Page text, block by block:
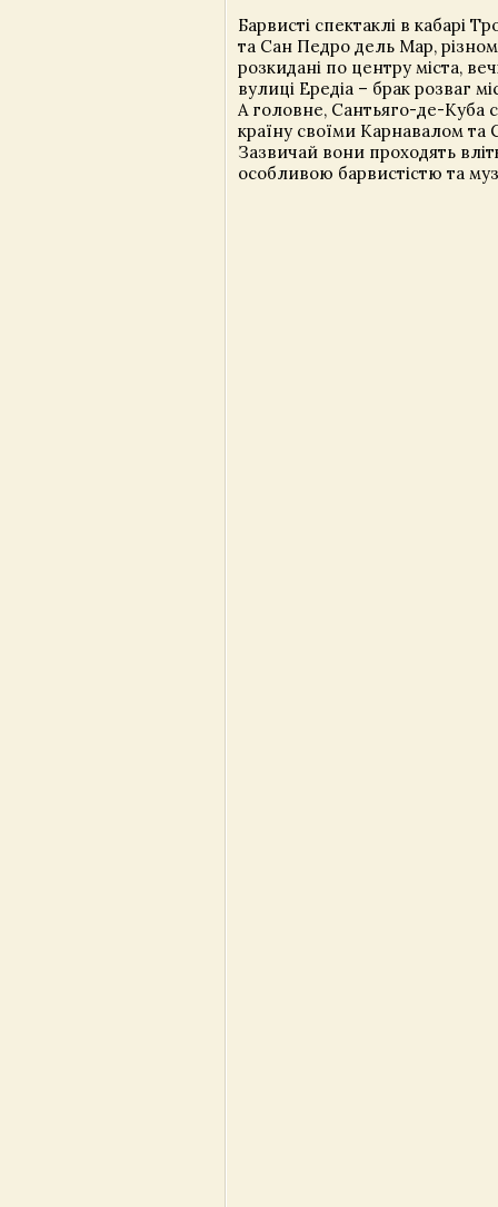
Барвисті спектаклі в кабарі
та Сан Педро дель Мар,
розкидані по центру міста,
вулиці Ередіа – брак розваг
А головне, Сантьяго-де-Куба
країну своїми Карнавалом та
Зазвичай вони проходять
особливою барвистістю та